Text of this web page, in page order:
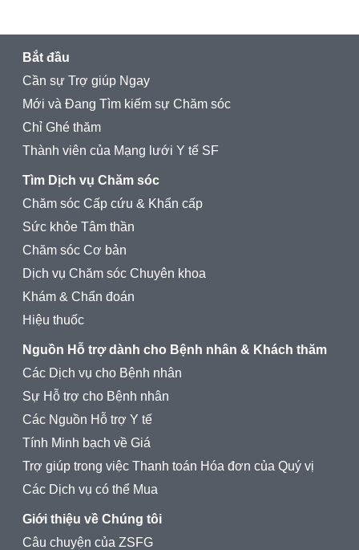
Bắt đầu
Cần sự Trợ giúp Ngay
Mới và Đang Tìm kiếm sự Chăm sóc
Chỉ Ghé thăm
Thành viên của Mạng lưới Y tế SF
Tìm Dịch vụ Chăm sóc
Chăm sóc Cấp cứu & Khẩn cấp
Sức khỏe Tâm thần
Chăm sóc Cơ bản
Dịch vụ Chăm sóc Chuyên khoa
Khám & Chẩn đoán
Hiệu thuốc
Nguồn Hỗ trợ dành cho Bệnh nhân & Khách thăm
Các Dịch vụ cho Bệnh nhân
Sự Hỗ trợ cho Bệnh nhân
Các Nguồn Hỗ trợ Y tế
Tính Minh bạch về Giá
Trợ giúp trong việc Thanh toán Hóa đơn của Quý vị
Các Dịch vụ có thể Mua
Giới thiệu về Chúng tôi
Câu chuyện của ZSFG